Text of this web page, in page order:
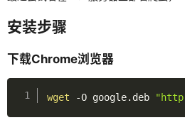
前端开发
安装步骤
下载Chrome浏览器
wget -O google.deb